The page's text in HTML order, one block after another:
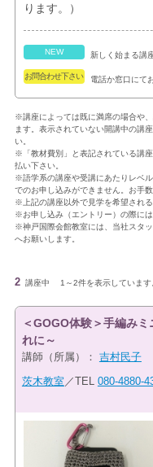
ります。）
NEW 新しく始まる講
お問合わせ下さい 電話か窓口にて
※講座によっては既に満席の場合や
ます。表示されていない開講中の講
い。
※「教材費別」と表記されている講
払い下さい。
※語学系の講座や受講にあたりレベ
でのお申し込みができません。お手
※上記の講座以外で見学を希望され
※お申し込み（エントリー）の際に
※神戸国際会館教室には、当社スタ
へお願いします。
2 講座中 1～2件を表示しています
＜GOGO体験＞手編み
れに～
講師（所属）： 吉村民子
茨木教室 ／TEL 080-4880-